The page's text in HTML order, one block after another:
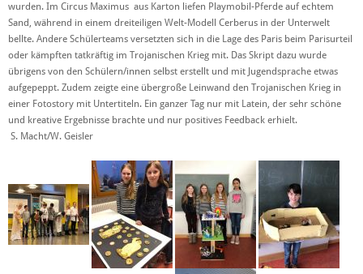
wurden. Im Circus Maximus aus Karton liefen Playmobil-Pferde auf echtem
Sand, während in einem dreiteiligen Welt-Modell Cerberus in der Unterwelt
bellte. Andere Schülerteams versetzten sich in die Lage des Paris beim Parisurteil
oder kämpften tatkräftig im Trojanischen Krieg mit. Das Skript dazu wurde
übrigens von den Schülern/innen selbst erstellt und mit Jugendsprache etwas
aufgepeppt. Zudem zeigte eine übergroße Leinwand den Trojanischen Krieg in
einer Fotostory mit Untertiteln. Ein ganzer Tag nur mit Latein, der sehr schöne
und kreative Ergebnisse brachte und nur positives Feedback erhielt.
S. Macht/W. Geisler